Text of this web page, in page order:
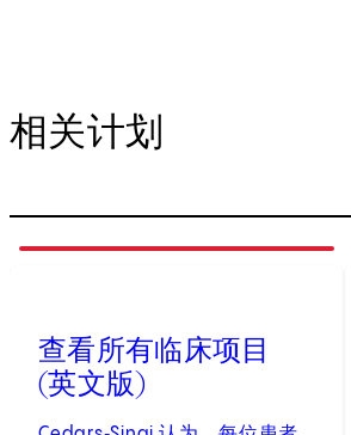
相关计划
of3
查看所有临床项目
(英文版)